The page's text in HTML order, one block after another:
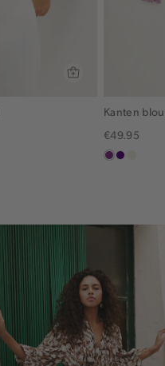
Kanten
€49.95
middenpaars
indigo